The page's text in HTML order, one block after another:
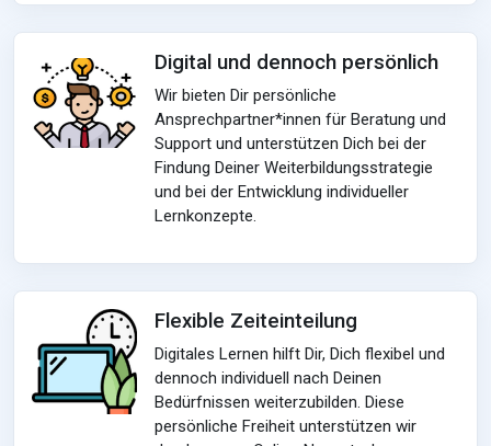
Digital und dennoch persönlich
Wir bieten Dir persönliche
Ansprechpartner*innen für Beratung und
Support und unterstützen Dich bei der
Findung Deiner Weiterbildungsstrategie
und bei der Entwicklung individueller
Lernkonzepte.
Flexible Zeiteinteilung
Digitales Lernen hilft Dir, Dich flexibel und
dennoch individuell nach Deinen
Bedürfnissen weiterzubilden. Diese
persönliche Freiheit unterstützen wir